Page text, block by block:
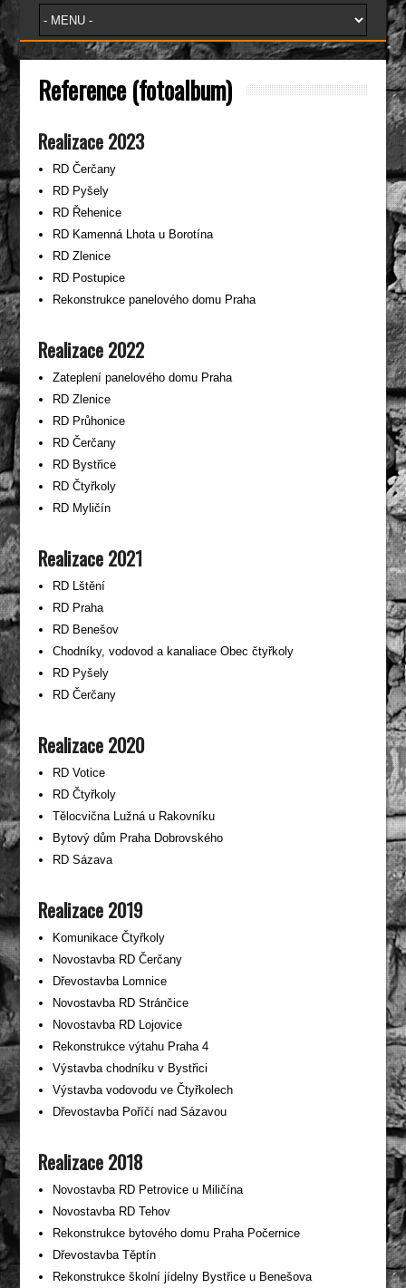
Reference (fotoalbum)
Realizace 2023
RD Čerčany
RD Pyšely
RD Řehenice
RD Kamenná Lhota u Borotína
RD Zlenice
RD Postupice
Rekonstrukce panelového domu Praha
Realizace 2022
Zateplení panelového domu Praha
RD Zlenice
RD Průhonice
RD Čerčany
RD Bystřice
RD Čtyřkoly
RD Myličín
Realizace 2021
RD Lštění
RD Praha
RD Benešov
Chodníky, vodovod a kanaliace Obec čtyřkoly
RD Pyšely
RD Čerčany
Realizace 2020
RD Votice
RD Čtyřkoly
Tělocvična Lužná u Rakovníku
Bytový dům Praha Dobrovského
RD Sázava
Realizace 2019
Komunikace Čtyřkoly
Novostavba RD Čerčany
Dřevostavba Lomnice
Novostavba RD Stránčice
Novostavba RD Lojovice
Rekonstrukce výtahu Praha 4
Výstavba chodníku v Bystřici
Výstavba vodovodu ve Čtyřkolech
Dřevostavba Poříčí nad Sázavou
Realizace 2018
Novostavba RD Petrovice u Miličína
Novostavba RD Tehov
Rekonstrukce bytového domu Praha Počernice
Dřevostavba Těptín
Rekonstrukce školní jídelny Bystřice u Benešova